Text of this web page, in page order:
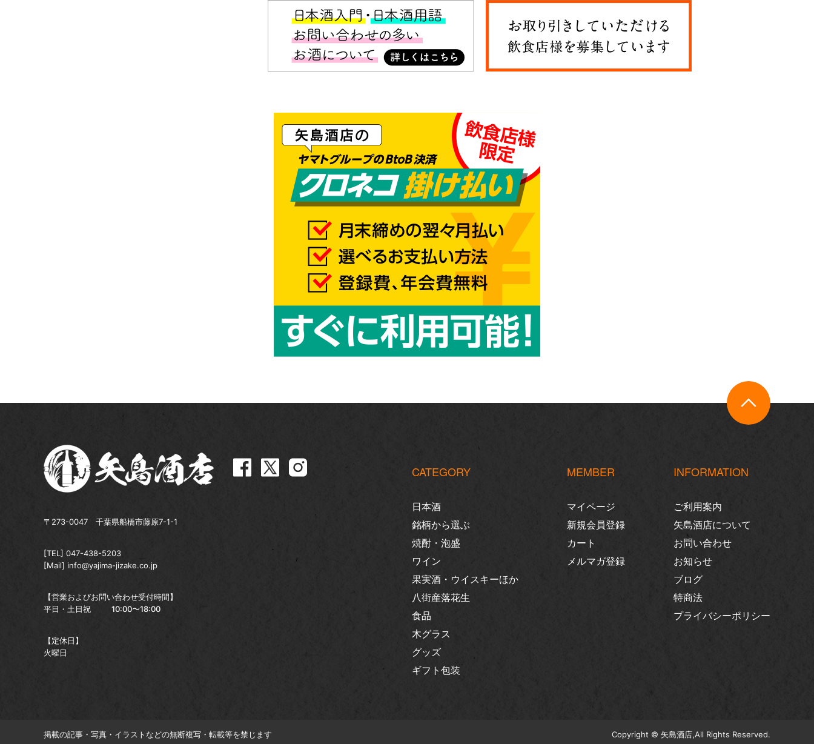
〒273-0047 千葉県船橋市藤原7-1-1
[TEL] 047-438-5203
[Mail] info@yajima-jizake.co.jp
【営業およびお問い合わせ受付時間】
平日・土日祝
10:00〜18:00
【定休日】
火曜日
CATEGORY
日本酒
銘柄から選ぶ
焼酎・泡盛
ワイン
果実酒・ウイスキーほか
八街産落花生
食品
木グラス
グッズ
ギフト包装
MEMBER
マイページ
新規会員登録
カート
メルマガ登録
INFORMATION
ご利用案内
矢島酒店について
お問い合わせ
お知らせ
ブログ
特商法
プライバシーポリシー
掲載の記事・写真・イラストなどの無断複写・転載等を禁じます Copyright © 矢島酒店,All Rights Reserved.